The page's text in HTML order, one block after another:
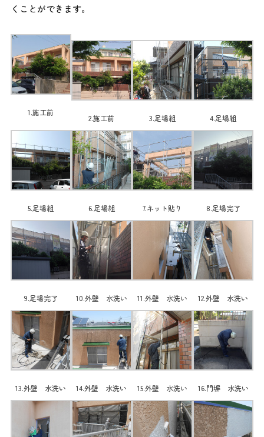
くことができます。
1.施工前
2.施工前 3.足場組 4.足場組
5.足場組 6.足場組 7.ネット貼り 8.足場完了
9.足場完了 10.外壁 水洗い 11.外壁 水洗い 12.外壁 水洗い
13.外壁 水洗い 14.外壁 水洗い 15.外壁 水洗い 16.門塀 水洗い